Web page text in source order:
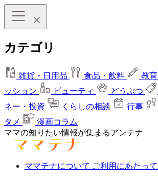
カテゴリ
雑貨・日用品 食品・飲料 教育
ッション
ビューティ どうぶつ
ネー・投資
くらしの相談 行事
タメ
漫画コラム
ママの知りたい情報が集まるアンテナ
ママテナについて ご利用にあたって